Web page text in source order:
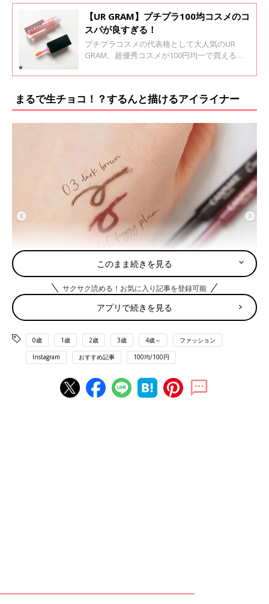
【UR GRAM】プチプラ100均コスメのコ
スパが良すぎる！
プチプラコスメの代表格として大人気のUR
GRAM。超優秀コスメが100円均一で買えると
GRAMコスメのインスタ投稿を集めてみまし
まるで生チョコ！？するんと描けるアイライナー
出典：Instagramアカウント「miyuki_cosme」
miyuki.Aさんはキャンメイクのクリーミータッチライナーから2
色をセレクト。こちらは柔らかいテクスチャ―でするんと描ける
そうで、価格は715円とのこと。目力を強調したいときはダーク
ベースなしでカールキープできるマスカラ
このまま続きを見る
サクサク読める！お気に入り記事を登録可能
アプリで続きを見る
0歳 1歳 2歳 3歳 4歳～ ファッション
Instagram おすすめ記事 100均/100円